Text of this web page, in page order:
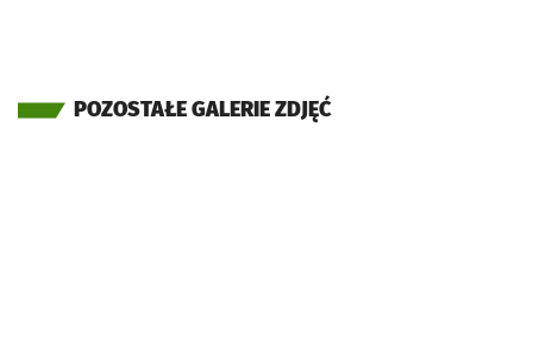
POZOSTAŁE GALERIE ZDJĘĆ